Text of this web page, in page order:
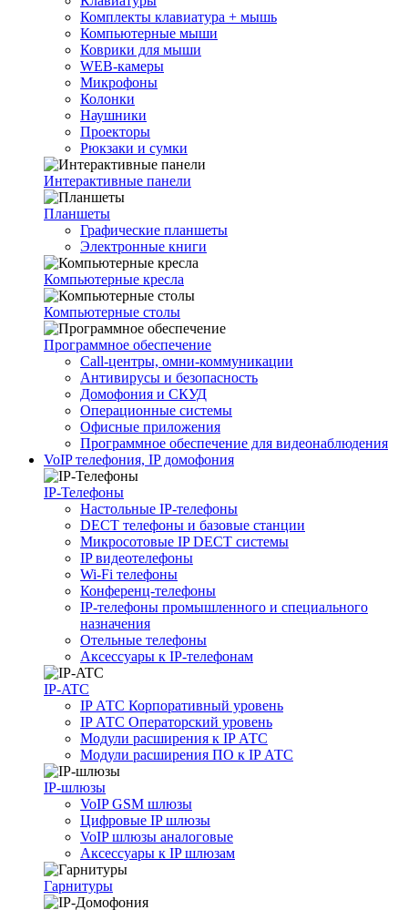
Комплекты клавиатура + мышь
Компьютерные мыши
Коврики для мыши
WEB-камеры
Микрофоны
Колонки
Наушники
Проекторы
Рюкзаки и сумки
Интерактивные панели
Планшеты
Графические планшеты
Электронные книги
Компьютерные кресла
Компьютерные столы
Программное обеспечение
Call-центры, омни-коммуникации
Антивирусы и безопасность
Домофония и СКУД
Операционные системы
Офисные приложения
Программное обеспечение для видеонаблюдения
VoIP телефония, IP домофония
IP-Телефоны
Настольные IP-телефоны
DECT телефоны и базовые станции
Микросотовые IP DECT системы
IP видеотелефоны
Wi-Fi телефоны
Конференц-телефоны
IP-телефоны промышленного и специального
назначения
Отельные телефоны
Аксессуары к IP-телефонам
IP-ATC
IP АТС Корпоративный уровень
IP АТС Операторский уровень
Модули расширения к IP АТС
Модули расширения ПО к IP АТС
IP-шлюзы
VoIP GSM шлюзы
Цифровые IP шлюзы
VoIP шлюзы аналоговые
Аксессуары к IP шлюзам
Гарнитуры